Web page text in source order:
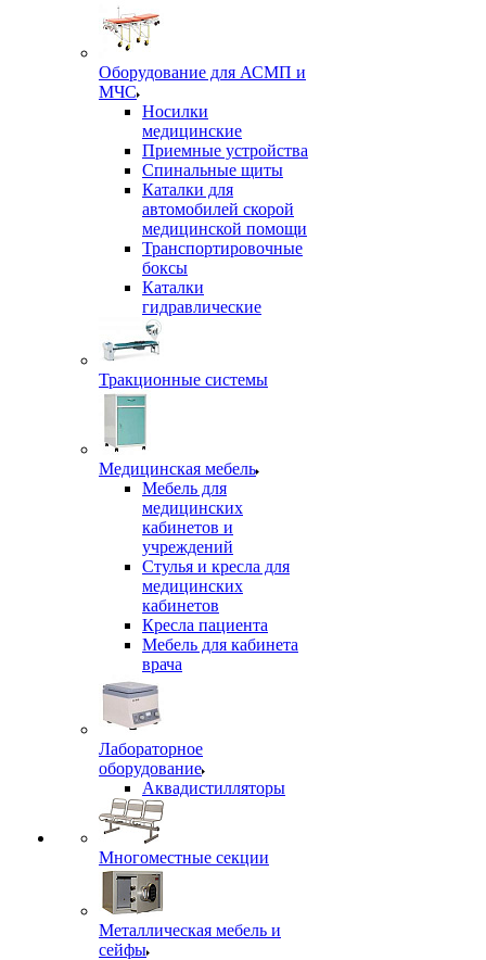
Оборудование для АСМП и
МЧС
Носилки
медицинские
Приемные устройства
Спинальные щиты
Каталки для
автомобилей скорой
медицинской помощи
Транспортировочные
боксы
Каталки
гидравлические
Тракционные системы
Медицинская мебель
Мебель для
медицинских
кабинетов и
учреждений
Стулья и кресла для
медицинских
кабинетов
Кресла пациента
Мебель для кабинета
врача
Лабораторное
оборудование
Аквадистилляторы
Многоместные секции
Металлическая мебель и
сейфы